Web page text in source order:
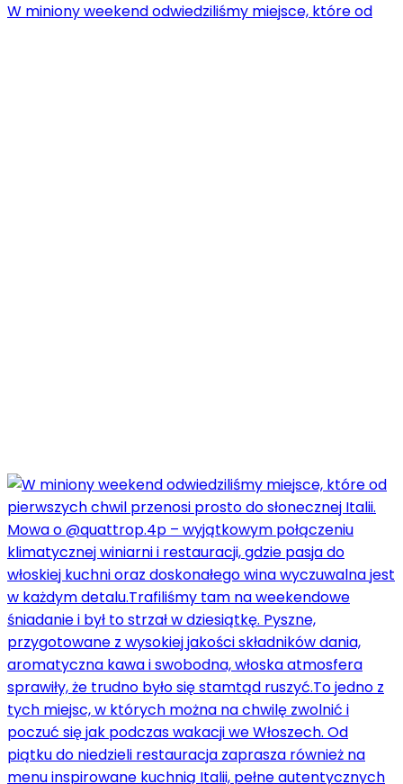
W miniony weekend odwiedziliśmy miejsce, które od